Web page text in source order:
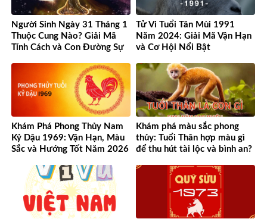
Người Sinh Ngày 31 Tháng 1
Thuộc Cung Nào? Giải Mã
Tính Cách và Con Đường Sự
Tử Vi Tuổi Tân Mùi 1991
Năm 2024: Giải Mã Vận Hạn
và Cơ Hội Nổi Bật
Khám Phá Phong Thủy Nam
Kỷ Dậu 1969: Vận Hạn, Màu
Sắc và Hướng Tốt Năm 2026
Khám phá màu sắc phong
thủy: Tuổi Thân hợp màu gì
để thu hút tài lộc và bình an?